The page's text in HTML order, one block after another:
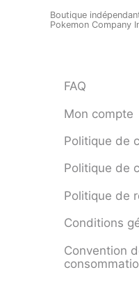
Boutique
Pokemon Company
FAQ
Mon compte
Politique de
Politique de
Politique de
Conditions
Convention